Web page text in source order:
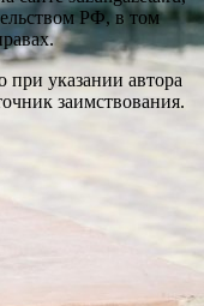
РФ, в том
при указании автора
заимствования.